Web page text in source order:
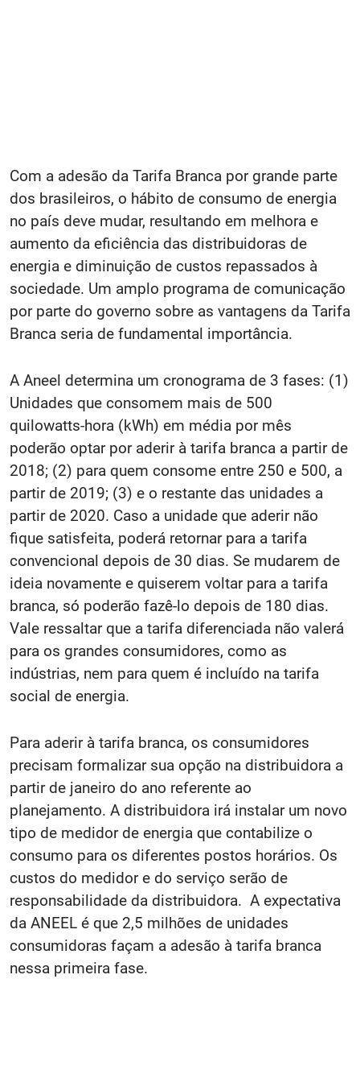
Com a adesão da Tarifa Branca por grande parte
dos brasileiros, o hábito de consumo de energia
no país deve mudar, resultando em melhora e
aumento da eficiência das distribuidoras de
energia e diminuição de custos repassados à
sociedade. Um amplo programa de comunicação
por parte do governo sobre as vantagens da Tarifa
Branca seria de fundamental importância.
A Aneel determina um cronograma de 3 fases: (1)
Unidades que consomem mais de 500
quilowatts-hora (kWh) em média por mês
poderão optar por aderir à tarifa branca a partir de
2018; (2) para quem consome entre 250 e 500, a
partir de 2019; (3) e o restante das unidades a
partir de 2020. Caso a unidade que aderir não
fique satisfeita, poderá retornar para a tarifa
convencional depois de 30 dias. Se mudarem de
ideia novamente e quiserem voltar para a tarifa
branca, só poderão fazê-lo depois de 180 dias.
Vale ressaltar que a tarifa diferenciada não valerá
para os grandes consumidores, como as
indústrias, nem para quem é incluído na tarifa
social de energia.
Para aderir à tarifa branca, os consumidores
precisam formalizar sua opção na distribuidora a
partir de janeiro do ano referente ao
planejamento. A distribuidora irá instalar um novo
tipo de medidor de energia que contabilize o
consumo para os diferentes postos horários. Os
custos do medidor e do serviço serão de
responsabilidade da distribuidora. A expectativa
da ANEEL é que 2,5 milhões de unidades
consumidoras façam a adesão à tarifa branca
nessa primeira fase.